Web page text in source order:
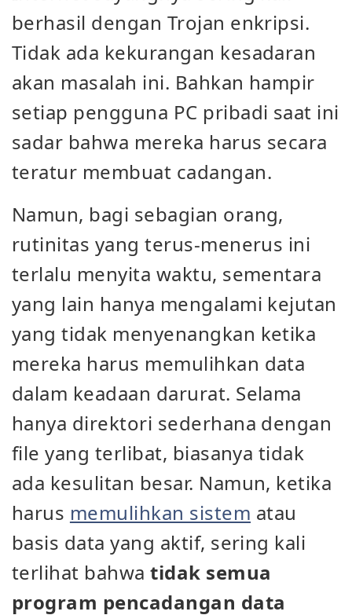
berhasil dengan Trojan enkripsi.
Tidak ada kekurangan kesadaran
akan masalah ini. Bahkan hampir
setiap pengguna PC pribadi saat ini
sadar bahwa mereka harus secara
teratur membuat cadangan.
Namun, bagi sebagian orang,
rutinitas yang terus-menerus ini
terlalu menyita waktu, sementara
yang lain hanya mengalami kejutan
yang tidak menyenangkan ketika
mereka harus memulihkan data
dalam keadaan darurat. Selama
hanya direktori sederhana dengan
file yang terlibat, biasanya tidak
ada kesulitan besar. Namun, ketika
harus memulihkan sistem atau
basis data yang aktif, sering kali
terlihat bahwatidak semua
program pencadangan data